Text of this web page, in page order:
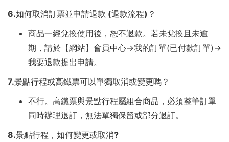
6.如何取消訂票並申請退款 (退款流程)？
商品一經兌換使用後，恕不退款。若未兌換且未逾
期，請於【網站】會員中心→我的訂單(已付款訂單)→
我要退款提出申請。
7.景點行程或高鐵票可以單獨取消或變更嗎？
不行。高鐵票與景點行程屬組合商品，必須整筆訂單
同時辦理退訂，無法單獨保留或部分退訂。
8.景點行程，如何變更或取消?